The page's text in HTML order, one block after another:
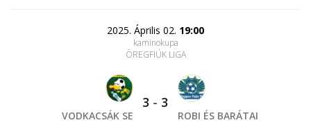
2025. Április 02. 19:00
kaminokupa
ÖREGFIÚK LIGA
VODKACSÁK SE
3 - 3
ROBI ÉS BARÁTAI